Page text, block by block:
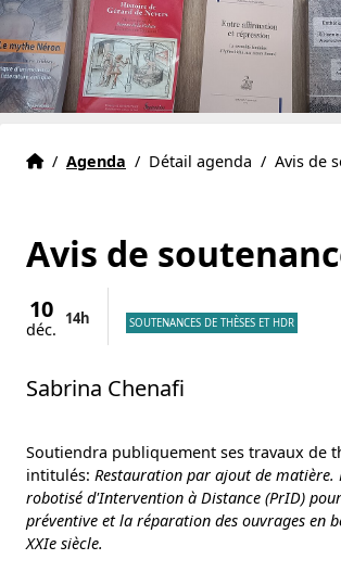
Accueil
Accueil
/ Agenda / Détail agenda / Avis de
Avis de
10
déc.
14h SOUTENANCES DE THÈSES ET HDR
Sabrina Chenafi
Soutiendra publiquement ses travaux de
intitulés: Restauration par ajout de matière.
robotisé d'Intervention à Distance (PrID)
préventive et la réparation des ouvrages en
XXIe siècle.